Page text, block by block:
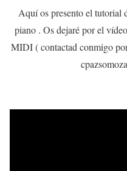
Aquí os presento el tutorial
piano . Os dejaré por el
MIDI ( contactad conmigo